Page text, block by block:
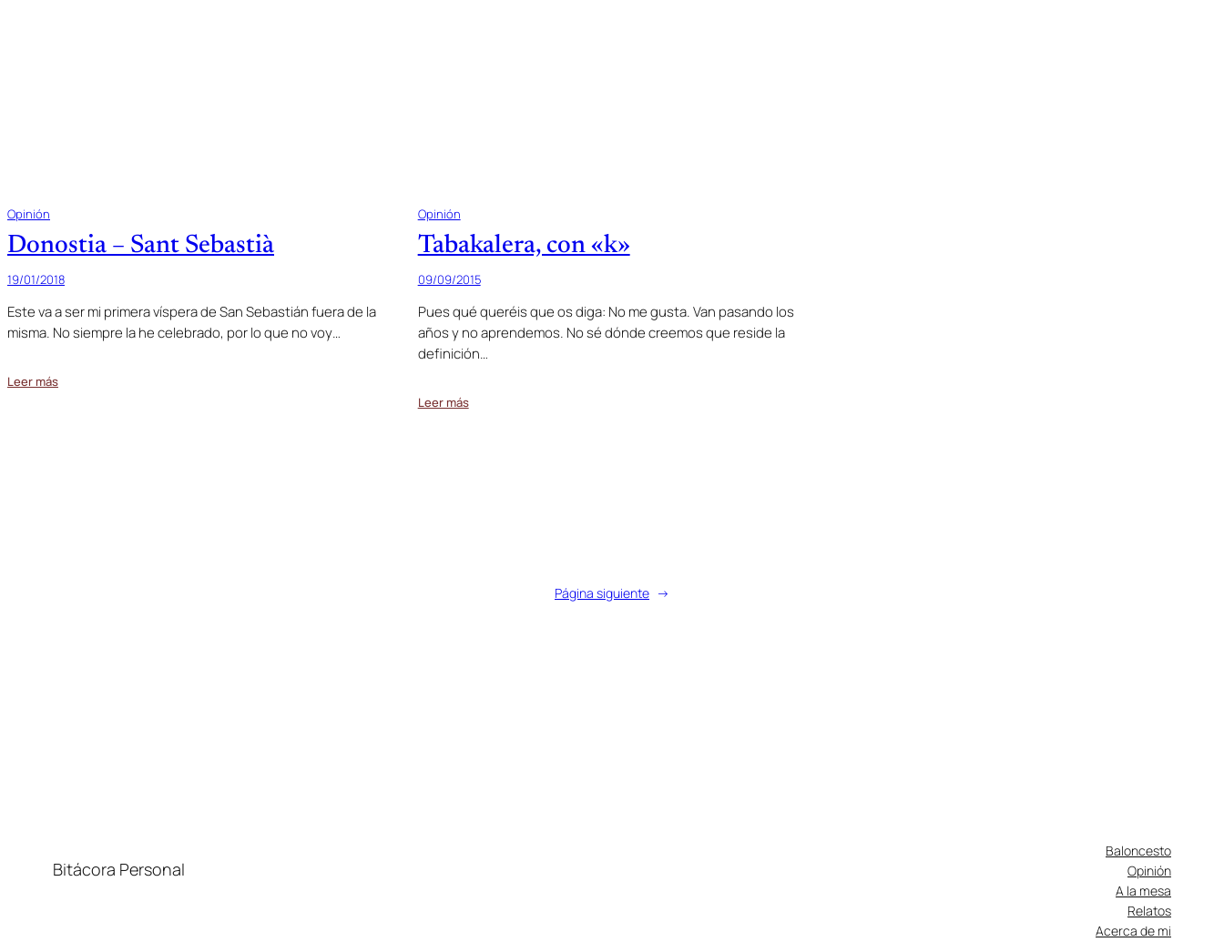
Opinión
Donostia – Sant Sebastià
19/01/2018
Este va a ser mi primera víspera de San Sebastián fuera de la
misma. No siempre la he celebrado, por lo que no voy…
Leer más
Opinión
Tabakalera, con «k»
09/09/2015
Pues qué queréis que os diga: No me gusta. Van pasando los
años y no aprendemos. No sé dónde creemos que reside la
definición…
Leer más
Página siguiente →
Bitácora Personal
Baloncesto
Opinión
A la mesa
Relatos
Acerca de mi